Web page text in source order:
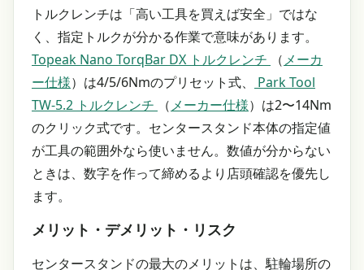
トルクレンチは「高い工具を買えば安全」ではな
く、指定トルクが分かる作業で意味があります。
Topeak Nano TorqBar DX トルクレンチ
（メーカ
ー仕様）は4/5/6Nmのプリセット式、
Park Tool
TW-5.2 トルクレンチ
（メーカー仕様）は2〜14Nm
のクリック式です。センタースタンド本体の指定値
が工具の範囲外なら使いません。数値が分からない
ときは、数字を作って締めるより店頭確認を優先し
ます。
メリット・デメリット・リスク
センタースタンドの最大のメリットは、駐輪場所の